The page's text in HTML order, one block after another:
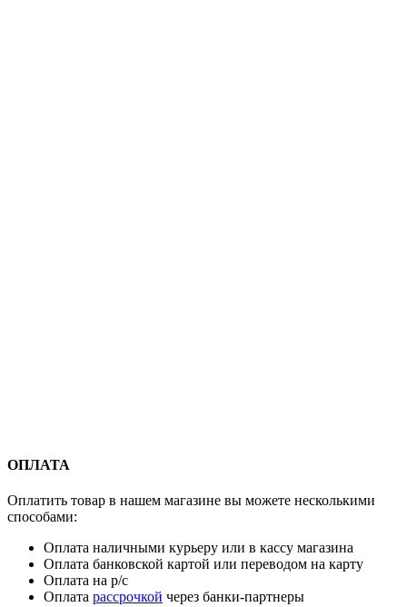
ОПЛАТА
Оплатить товар в нашем магазине вы можете несколькими
способами:
Оплата наличными курьеру или в кассу магазина
Оплата банковской картой или переводом на карту
Оплата на р/с
Оплата рассрочкой через банки-партнеры